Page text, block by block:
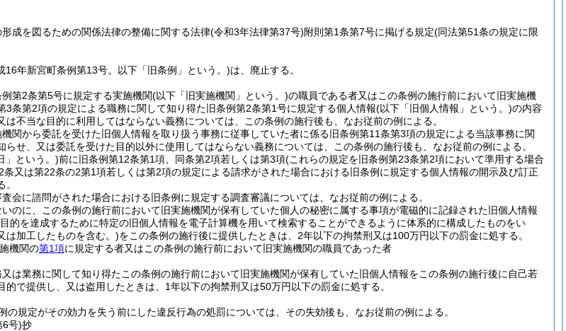
成を図るための関係法律の整備に関する法律(令和3年法律第37号)附則第1条第7号に掲げる規定(同法第51条の規定に限
16年新宮町条例第13号。以下「旧条例」という。)は、廃止する。
第2条第5号に規定する実施機関(以下「旧実施機関」という。)の職員である者又はこの条例の施行前において旧実施機
3条第2項の規定による職務に関して知り得た旧条例第2条第1号に規定する個人情報(以下「旧個人情報」という。)の内容
不当な目的に利用してはならない義務については、この条例の施行後も、なお従前の例による。
関から委託を受けた旧個人情報を取り扱う事務に従事していた者に係る旧条例第11条第3項の規定による当該事務に関
らせ、又は委託を受けた目的以外に使用してはならない義務については、この条例の施行後も、なお従前の例による。
」という。)前に旧条例第12条第1項、同条第2項若しくは第3項(これらの規定を旧条例第23条第2項において準用する場合
条又は第22条の2第1項若しくは第2項の規定による請求がされた場合における旧条例に規定する個人情報の開示及び訂正
会に諮問がされた場合における旧条例に規定する調査審議については、なお従前の例による。
のに、この条例の施行前において旧実施機関が保有していた個人の秘密に属する事項が電磁的に記録された旧個人情報
的を達成するために特定の旧個人情報を電子計算機を用いて検索することができるように体系的に構成したものをい
は加工したものを含む。)をこの条例の施行後に提供したときは、2年以下の拘禁刑又は100万円以下の罰金に処する。
機関の第1項に規定する者又はこの条例の施行前において旧実施機関の職員であった者
は業務に関して知り得たこの条例の施行前において旧実施機関が保有していた旧個人情報をこの条例の施行後に自己若
的で提供し、又は盗用したときは、1年以下の拘禁刑又は50万円以下の罰金に処する。
の規定がその効力を失う前にした違反行為の処罰については、その失効後も、なお従前の例による。
6号)抄